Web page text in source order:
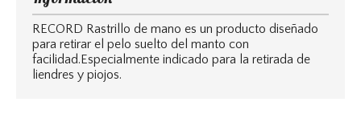
RECORD Rastrillo de mano es un producto diseñado
para retirar el pelo suelto del manto con
facilidad.Especialmente indicado para la retirada de
liendres y piojos.